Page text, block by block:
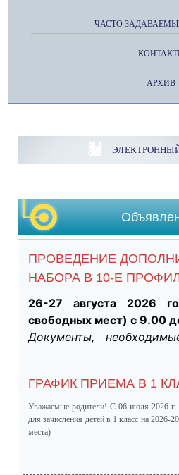
ЧАСТО
АРХИВ
ПРОВЕДЕНИЕ
НАБОРА В 10-Е
26-27 августа 2026
свободных мест) с 9.00
Документы,
участии в
приеме
среднего общего
профильного обучения.
·           Табель
за 9 класс, заверенный
ГРАФИК ПРИЕМА В 1
Уважаемые родители! С 06 июля 2026 г.
для зачисления детей в 1 класс на 2026-
места)